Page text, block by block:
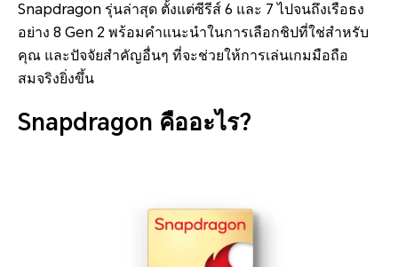
Snapdragon รุ่นล่าสุด ตั้งแต่ซีรีส์ 6 และ 7 ไปจนถึงเรือธง
อย่าง 8 Gen 2 พร้อมคำแนะนำในการเลือกชิปที่ใช่สำหรับ
คุณ และปัจจัยสำคัญอื่นๆ ที่จะช่วยให้การเล่นเกมมือถือ
สมจริงยิ่งขึ้น
Snapdragon คืออะไร?